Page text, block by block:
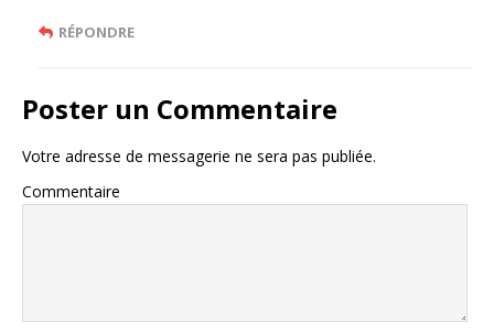
RÉPONDRE
Poster un Commentaire
Votre adresse de messagerie ne sera pas publiée.
Commentaire